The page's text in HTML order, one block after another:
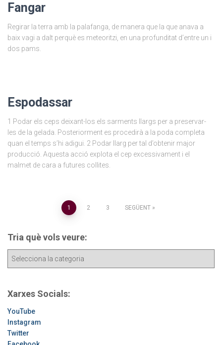
Fangar
Regirar la terra amb la palafanga, de manera que la que anava a
baix vagi a dalt perquè es meteoritzi, en una profunditat d’entre un i
dos pams.
Espodassar
1 Podar els ceps deixant-los els sarments llargs per a preservar-
les de la gelada. Posteriorment es procedirà a la poda completa
quan el temps s’hi adigui. 2 Podar llarg per tal d’obtenir major
producció. Aquesta acció explota el cep excessivament i el
malmet de cara a futures collites.
Paginació
de
les
1 2 3 SEGÜENT
Tria què vols veure:
q
u
è
v
o
Xarxes Socials:
YouTube
Instagram
Twitter